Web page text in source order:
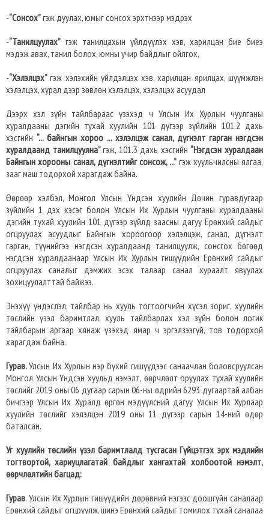
-“Сонсох”гэж дуулах, юмыг сонсох эрхтнээр мэдрэх
-“Танилцуулах” гэж танилцахын үйлдүүлэх хэв, харилцан бие биеэ
мэдэж авах, танил болох, юмны учир байдлыг ойлгох,
-“Хэлэлцэх”гэж хэлэхийн үйлдэлцэх хэв, харилцан ярилцах, шүүмжлэн
хэлэлцэх, хурал дээр зөвлөн хэлэлцэх, хэлэлцэх асуудал
Дээрх хэл зүйн тайлбараас үзэхэд ч Улсын Их Хурлын чуулганы
хуралдааны дэгийн тухай хуулийн 101 дүгээр зүйлийн 101.2 дахь
хэсгийн “... байнгын хороо ... хэлэлцэж санал, дүгнэлт гарган нэгдсэн
хуралдаанд танилцуулна”гэж, 101.3 дахь хэсгийн“Нэгдсэн хуралдаан
Байнгын хорооны санал, дүгнэлтийг сонсож, ...” гэж хуульчилсны ялгаа,
зааг маш тодорхой харагдаж байна.
Өөрөөр хэлбэл, Монгол Улсын Үндсэн хуулийн Дөчин гуравдугаар
зүйлийн 1 дэх хэсэг болон Улсын Их Хурлын чуулганы хуралдааны
дэгийн тухай хуулийн 101 дүгээр зүйлд заасны дагуу Ерөнхий сайдыг
огцруулах асуудлыг Байнгын хороогоор хэлэлцэж, санал, дүгнэлт
гарган, түүнийгээ нэгдсэн хуралдаанд танилцуулж, сонсгох бөгөөд
нэгдсэн хуралдаанаар Улсын Их Хурлын гишүүдийн Ерөнхий сайдыг
огцруулах саналыг дэмжих эсэх талаар санал хураалт явуулах
зохицуулалттай байжээ.
Энэхүү үндэслэл, тайлбар нь хууль тогтоогчийн хүсэл зориг, хуулийн
төслийн үзэл баримтлал, хууль тайлбарлах хэл зүйн болон логик
тайлбарын аргаар хянаж үзэхэд ямар ч эргэлзээгүй, тов тодорхой
харагдаж байна.
Гурав.Улсын Их Хурлын нэр бүхий гишүүдээс санаачлан боловсруулсан
Монгол Улсын Үндсэн хуульд нэмэлт, өөрчлөлт оруулах тухай хуулийн
төслийг 2019 оны 06 дугаар сарын 06-ны өдрийн 6293 дугаартай албан
бичгээр Улсын Их Хуралд өргөн мэдүүлсний дагуу Улсын Их Хурлаар
хуулийн төслийг хэлэлцэн 2019 оны 11 дүгээр сарын 14-ний өдөр
баталсан.
Уг хуулийн төслийн үзэл баримтлалд тусгасан Гүйцэтгэх эрх мэдлийн
тогтвортой, хариуцлагатай байдлыг хангахтай холбоотой нэмэлт,
өөрчлөлтийн багцад:
Гурав. Улсын Их Хурлын гишүүдийн дөрөвний нэгээс доошгүйн саналаар
Ерөнхий сайдыг огцруулж, шинэ Ерөнхий сайдыг томилох тухай саналаа